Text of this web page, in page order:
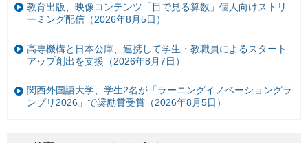
教育出版、映像コンテンツ「目で見る算数」個人向けストリ
ーミング配信（2026年8月5日）
高専機構と日本公庫、連携して学生・教職員によるスタート
アップ創出を支援（2026年8月7日）
関西外国語大学、学生2名が「ラーニングイノベーショングラ
ンプリ2026」で奨励賞受賞（2026年8月5日）